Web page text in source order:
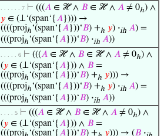
. . . . . . 7 ⊢ (((𝐴 ∈ ℋ ∧ 𝐵 ∈ ℋ ∧ 𝐴 ≠ 0ℎ) ∧
𝑦 ∈ (⊥‘(span‘{𝐴}))) →
((((projℎ ‘(span‘{𝐴}))‘𝐵) +ℎ 𝑦) ·ih 𝐴) =
(((projℎ ‘(span‘{𝐴}))‘𝐵) ·ih 𝐴))
. . . . . 6 ⊢ (((𝐴 ∈ ℋ ∧ 𝐵 ∈ ℋ ∧ 𝐴 ≠ 0ℎ) ∧
(𝑦 ∈ (⊥‘(span‘{𝐴})) ∧ 𝐵 =
(((projℎ ‘(span‘{𝐴}))‘𝐵) +ℎ 𝑦))) →
((((projℎ ‘(span‘{𝐴}))‘𝐵) +ℎ 𝑦) ·ih 𝐴) =
(((projℎ ‘(span‘{𝐴}))‘𝐵) ·ih 𝐴))
. . . . 5 ⊢ (((𝐴 ∈ ℋ ∧ 𝐵 ∈ ℋ ∧ 𝐴 ≠ 0ℎ) ∧
(𝑦 ∈ (⊥‘(span‘{𝐴})) ∧ 𝐵 =
(((proj
‘(span‘{𝐴}))‘𝐵) + 𝑦))) → (𝐵 ·